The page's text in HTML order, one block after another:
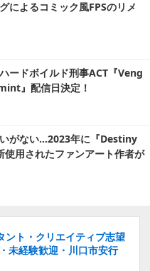
によるコミック風FPSのリメ
ードボイルド刑事ACT『Veng
』配信日決定！
がない…2023年に『Destiny
使用されたファンアート作者が
ント・クリエイティブ志望
未経験歓迎・川口市安行